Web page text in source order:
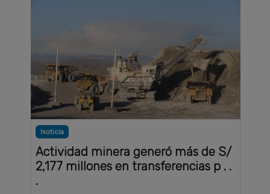
Noticia
Actividad minera generó más de S/
2,177 millones en transferencias p . .
.